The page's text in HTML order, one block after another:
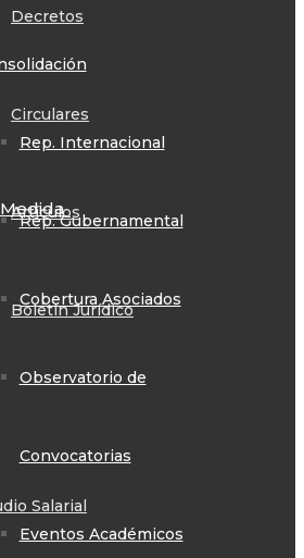
Rep. Internacional
Rep. Gubernamental
Cobertura Asociados
Observatorio de
Convocatorias
Eventos Académicos
Decretos
Circulares
Artículos
Boletín Jurídico
Salarial